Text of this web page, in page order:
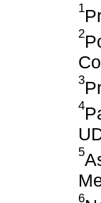
1
2
3
4
5
6